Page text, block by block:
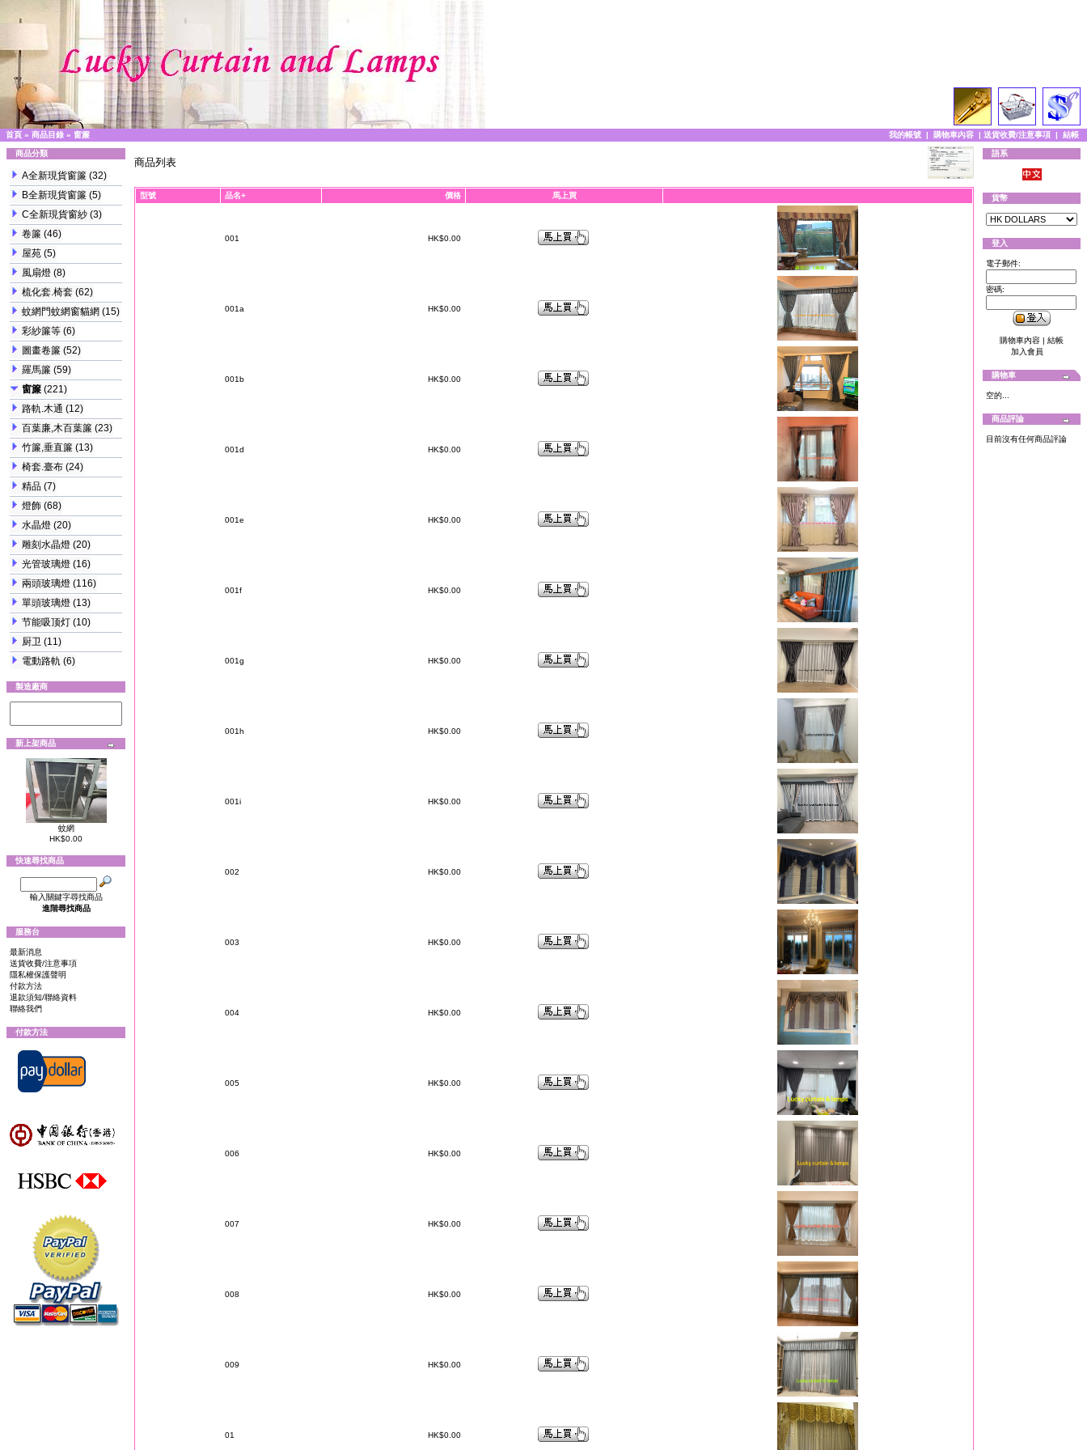
首頁 » 商品目錄 » 窗簾 我的帳號 | 購物車內容 | 送貨收費/注意事項 | 結帳
商品分類
A全新現貨窗簾 (32)
B全新現貨窗簾 (5)
C全新現貨窗紗 (3)
卷簾 (46)
屋苑 (5)
風扇燈 (8)
梳化套.椅套 (62)
蚊網門蚊網窗貓網 (15)
彩紗簾等 (6)
圖畫卷簾 (52)
羅馬簾 (59)
窗簾 (221)
路軌.木通 (12)
百葉廉,木百葉簾 (23)
竹簾,垂直簾 (13)
椅套.臺布 (24)
精品 (7)
燈飾 (68)
水晶燈 (20)
雕刻水晶燈 (20)
光管玻璃燈 (16)
兩頭玻璃燈 (116)
單頭玻璃燈 (13)
节能吸顶灯 (10)
厨卫 (11)
電動路軌 (6)
製造廠商
新上架商品
蚊網
HK$0.00
快速尋找商品
輸入關鍵字尋找商品
進階尋找商品
服務台
最新消息
送貨收費/注意事項
隱私權保護聲明
付款方法
退款須知/聯絡資料
聯絡我們
付款方法
商品列表
型號 品名+ 價格 馬上買
001 HK$0.00
001a HK$0.00
001b HK$0.00
001d HK$0.00
001e HK$0.00
001f HK$0.00
001g HK$0.00
001h HK$0.00
001i HK$0.00
002 HK$0.00
003 HK$0.00
004 HK$0.00
005 HK$0.00
006 HK$0.00
007 HK$0.00
008 HK$0.00
009 HK$0.00
01 HK$0.00
語系
貨幣
登入
電子郵件:
密碼:
購物車內容 | 結帳
加入會員
購物車
空的...
商品評論
目前沒有任何商品評論